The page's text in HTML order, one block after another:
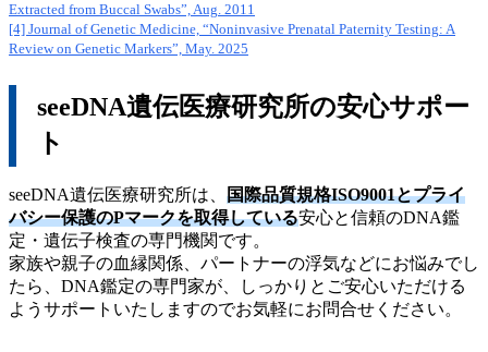
Extracted from Buccal Swabs”, Aug. 2011
[4] Journal of Genetic Medicine, “Noninvasive Prenatal Paternity Testing: A
Review on Genetic Markers”, May. 2025
seeDNA遺伝医療研究所の安心サポー
ト
seeDNA遺伝医療研究所は、 国際品質規格ISO9001とプライ
バシー保護のPマークを取得している安心と信頼のDNA鑑
定・遺伝子検査の専門機関です。
家族や親子の血縁関係、パートナーの浮気などにお悩みでし
たら、DNA鑑定の専門家が、しっかりとご安心いただける
ようサポートいたしますのでお気軽にお問合せください。